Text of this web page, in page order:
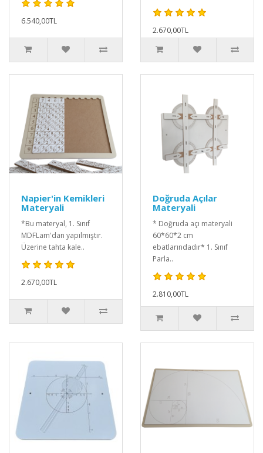
6.540,00TL
2.670,00TL
Napier'in Kemikleri
Materyali
*Bu materyal, 1. Sınıf
MDFLam'dan yapılmıştır.
Üzerine tahta kale..
2.670,00TL
Doğruda Açılar
Materyali
* Doğruda açı materyali
60*60*2 cm
ebatlarındadır* 1. Sınıf
Parla..
2.810,00TL